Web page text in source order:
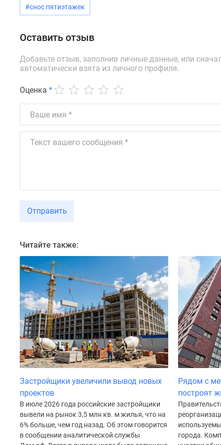
новостроек
Эксперты
авторы
проекте
Контакты
Машино-
Апартаменты
ипотека
новостроек
Субсидированная
застройщиком
Rutube
Москве
Программа
реновации
Москве
Новостройки
премиум-
Новостройки
бизнес-
класса
#снос пятиэтажек
Оставить отзыв
Добавьте отзыв, заполнив личные данные, или
автоматически взята из личного профиля.
Оценка *
Отправить
Читайте также:
Застройщики увеличили вывод новых
проектов
В июле 2026 года российские застройщики
вывели на рынок 3,5 млн кв. м жилья, что на
6% больше, чем год назад. Об этом говорится
в сообщении аналитической службы
Рядом с
построят
города.